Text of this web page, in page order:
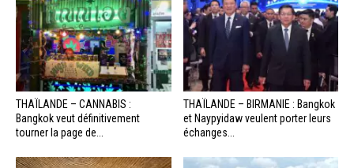
THAÏLANDE – CANNABIS :
Bangkok veut définitivement
tourner la page de...
THAÏLANDE – BIRMANIE : Bangkok
et Naypyidaw veulent porter leurs
échanges...